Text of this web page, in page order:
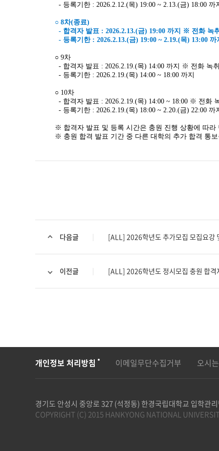
- 등록기한 : 2026.2.12.(목) 19:00 ~ 2.13.(금) 18:00 까
○ 8차(종료)
- 합격자 발표 : 2026.2.13.(금) 19:00 까지 ※ 전화 녹
- 등록기한 : 2026.2.13.(금) 19:00 ~ 2.19.(목) 13:00 까
○ 9차
- 합격자 발표 : 2026.2.19.(목) 14:00 까지 ※ 전화 녹
- 등록기한 : 2026.2.19.(목) 14:00 ~ 18:00 까지
○ 10차
- 합격자 발표 : 2026.2.19.(목) 14:00 ~ 18:00 ※ 전화
- 등록기한 : 2026.2.19.(목) 18:00 ~ 2.20.(금) 22:00 까
※ 합격자 발표 및 등록 시간은 충원 진행 상황에 따라
※ 충원 합격 발표 기간 중 다른 대학의 추가 합격 통
다음글 [ALL] 2026학년도 추가모집 모집요강
이전글 [ALL] 2026학년도 정시모집 충원 합격
개인정보 처리방침 이메일무단수집거부 오시
경기도 안성시 중앙로 327 (석정동) 한경국립대학교 입학관리
COPYRIGHT (C) 2015 HANKYONG NATIONAL